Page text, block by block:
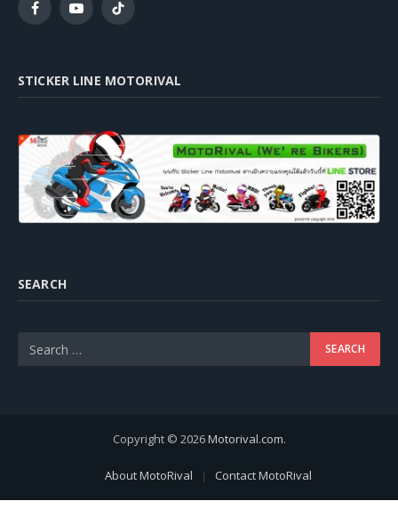
FacebookYouTubeTikTok
STICKER LINE MOTORIVAL
SEARCH
Copyright © 2026Motorival.com.
About MotoRival Contact MotoRival